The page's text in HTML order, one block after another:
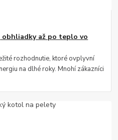
až po teplo vo
rozhodnutie, ktoré ovplyvní
na dlhé roky. Mnohí zákazníci